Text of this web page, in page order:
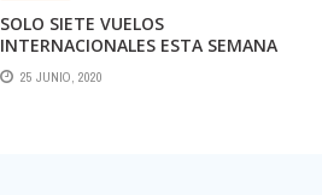
SOLO SIETE VUELOS
INTERNACIONALES ESTA SEMANA
DESDE EZEIZA
25 JUNIO, 2020